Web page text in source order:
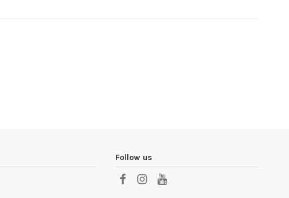
Follow us